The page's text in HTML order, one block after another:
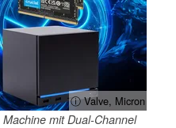
ⓘ Valve, Micron
mit Dual-Channel